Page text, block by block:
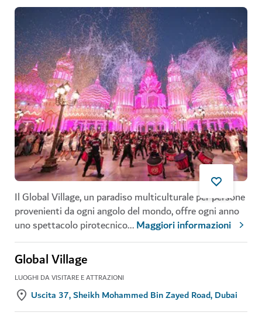
Il Global Village, un paradiso multiculturale per persone
provenienti da ogni angolo del mondo, offre ogni anno
uno spettacolo pirotecnico...Maggiori informazioni
Global Village
LUOGHI DA VISITARE E ATTRAZIONI
Uscita 37, Sheikh Mohammed Bin Zayed Road, Dubai